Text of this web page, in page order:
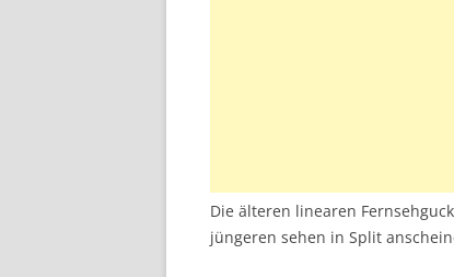
Die älteren linearen
jüngeren sehen in Split